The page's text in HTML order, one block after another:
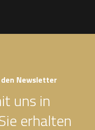
Newsletter
uns in
erhalten